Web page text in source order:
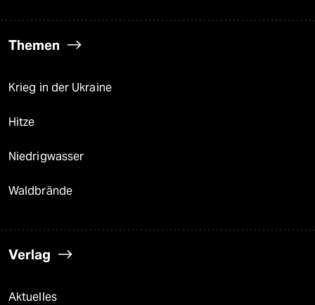
Themen
Krieg in der Ukraine
Hitze
Niedrigwasser
Waldbrände
Verlag
Aktuelles